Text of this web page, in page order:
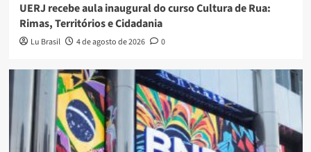
UERJ recebe aula inaugural do curso Cultura de Rua:
Rimas, Territórios e Cidadania
Lu Brasil 4 de agosto de 2026 0